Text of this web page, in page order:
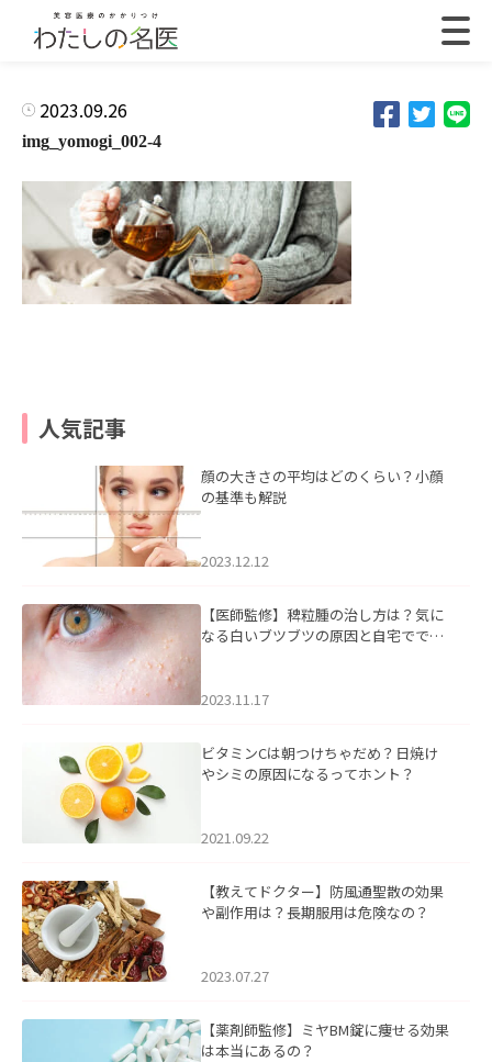
2023.09.26
img_yomogi_002-4
人気記事
顔の大きさの平均はどのくらい？小顔
の基準も解説
2023.12.12
【医師監修】稗粒腫の治し方は？気に
なる白いブツブツの原因と自宅ででき
2023.11.17
ビタミンCは朝つけちゃだめ？日焼け
やシミの原因になるってホント？
2021.09.22
【教えてドクター】防風通聖散の効果
や副作用は？長期服用は危険なの？
2023.07.27
【薬剤師監修】ミヤBM錠に痩せる効果
は本当にあるの？